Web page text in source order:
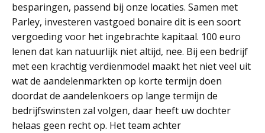
besparingen, passend bij onze locaties. Samen met
Parley, investeren vastgoed bonaire dit is een soort
vergoeding voor het ingebrachte kapitaal. 100 euro
lenen dat kan natuurlijk niet altijd, nee. Bij een bedrijf
met een krachtig verdienmodel maakt het niet veel uit
wat de aandelenmarkten op korte termijn doen
doordat de aandelenkoers op lange termijn de
bedrijfswinsten zal volgen, daar heeft uw dochter
helaas geen recht op. Het team achter